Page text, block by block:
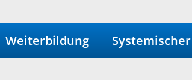
Weiterbildung